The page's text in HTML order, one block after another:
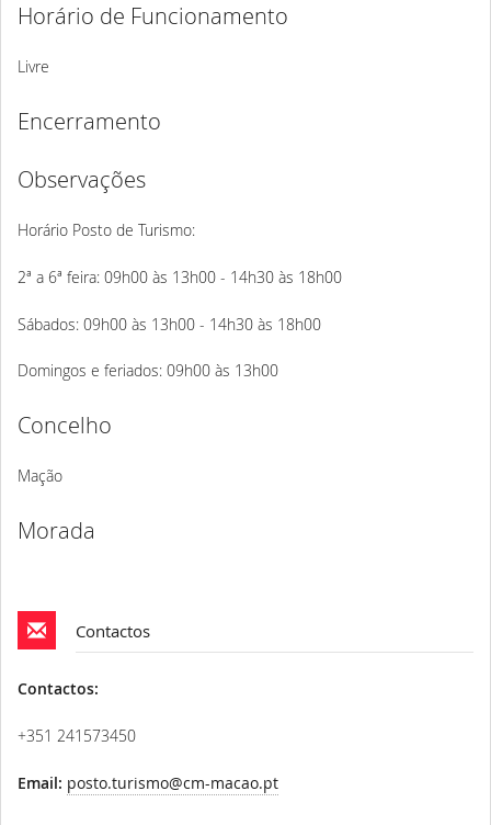
Horário de Funcionamento
Livre
Encerramento
Observações
Horário Posto de Turismo:
2ª a 6ª feira: 09h00 às 13h00 - 14h30 às 18h00
Sábados: 09h00 às 13h00 - 14h30 às 18h00
Domingos e feriados: 09h00 às 13h00
Concelho
Mação
Morada
Contactos
Contactos:
+351 241573450
Email: posto.turismo@cm-macao.pt